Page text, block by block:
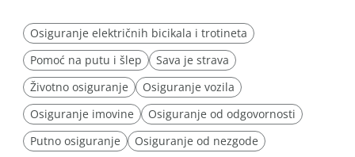
Osiguranje električnih bicikala i trotineta
Pomoć na putu i šlep
Sava je strava
Životno osiguranje
Osiguranje vozila
Osiguranje imovine
Osiguranje od odgovornosti
Putno osiguranje
Osiguranje od nezgode